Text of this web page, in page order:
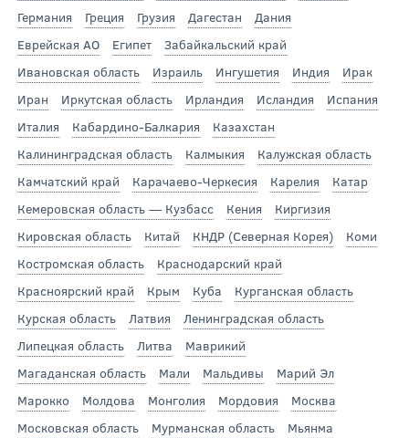
Германия
Греция Грузия Дагестан
Дания
Еврейская АО
Египет
Забайкальский край
Ивановская область
Израиль Ингушетия Индия
Ирак
Иран
Иркутская область Ирландия Исландия
Испания
Италия
Кабардино-Балкария
Казахстан
Калининградская область
Калмыкия
Калужская область
Камчатский край
Карачаево-Черкесия Карелия
Катар
Кемеровская область — Кузбасс
Кения
Киргизия
Кировская область
Китай КНДР (Северная Корея)
Коми
Костромская область
Краснодарский край
Красноярский край
Крым Куба
Курганская область
Курская область
Латвия
Ленинградская область
Липецкая область
Литва
Маврикий
Магаданская область
Мали Мальдивы
Марий Эл
Марокко
Молдова Монголия Мордовия
Москва
Московская область
Мурманская область
Мьянма